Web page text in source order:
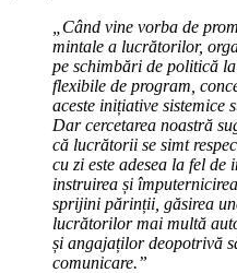
„Când vine vorba de
mintale a lucrătorilor,
pe schimbări de politică
flexibile de program,
aceste inițiative sistemice
Dar cercetarea noastră
că lucrătorii se simt
cu zi este adesea la fel de
instruirea și
sprijini părinții, găsirea
lucrătorilor mai multă
și angajaților deopotrivă
comunicare.”